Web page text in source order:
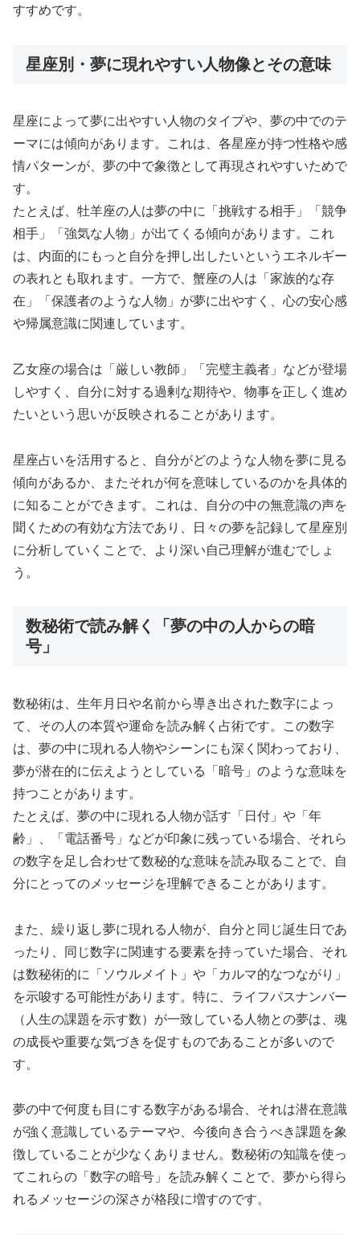
すすめです。
星座別・夢に現れやすい人物像とその意味
星座によって夢に出やすい人物のタイプや、夢の中でのテ
ーマには傾向があります。これは、各星座が持つ性格や感
情パターンが、夢の中で象徴として再現されやすいためで
す。
たとえば、牡羊座の人は夢の中に「挑戦する相手」「競争
相手」「強気な人物」が出てくる傾向があります。これ
は、内面的にもっと自分を押し出したいというエネルギー
の表れとも取れます。一方で、蟹座の人は「家族的な存
在」「保護者のような人物」が夢に出やすく、心の安心感
や帰属意識に関連しています。
乙女座の場合は「厳しい教師」「完璧主義者」などが登場
しやすく、自分に対する過剰な期待や、物事を正しく進め
たいという思いが反映されることがあります。
星座占いを活用すると、自分がどのような人物を夢に見る
傾向があるか、またそれが何を意味しているのかを具体的
に知ることができます。これは、自分の中の無意識の声を
聞くための有効な方法であり、日々の夢を記録して星座別
に分析していくことで、より深い自己理解が進むでしょ
う。
数秘術で読み解く「夢の中の人からの暗
号」
数秘術は、生年月日や名前から導き出された数字によっ
て、その人の本質や運命を読み解く占術です。この数字
は、夢の中に現れる人物やシーンにも深く関わっており、
夢が潜在的に伝えようとしている「暗号」のような意味を
持つことがあります。
たとえば、夢の中に現れる人物が話す「日付」や「年
齢」、「電話番号」などが印象に残っている場合、それら
の数字を足し合わせて数秘的な意味を読み取ることで、自
分にとってのメッセージを理解できることがあります。
また、繰り返し夢に現れる人物が、自分と同じ誕生日であ
ったり、同じ数字に関連する要素を持っていた場合、それ
は数秘術的に「ソウルメイト」や「カルマ的なつながり」
を示唆する可能性があります。特に、ライフパスナンバー
（人生の課題を示す数）が一致している人物との夢は、魂
の成長や重要な気づきを促すものであることが多いので
す。
夢の中で何度も目にする数字がある場合、それは潜在意識
が強く意識しているテーマや、今後向き合うべき課題を象
徴していることが少なくありません。数秘術の知識を使っ
てこれらの「数字の暗号」を読み解くことで、夢から得ら
れるメッセージの深さが格段に増すのです。